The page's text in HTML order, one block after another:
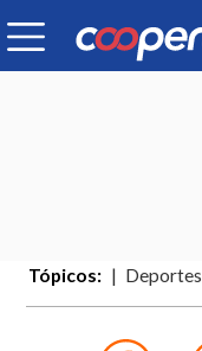
Tópicos: Deportes